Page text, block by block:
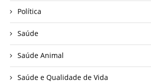
Política
Saúde
Saúde Animal
Saúde e Qualidade de Vida